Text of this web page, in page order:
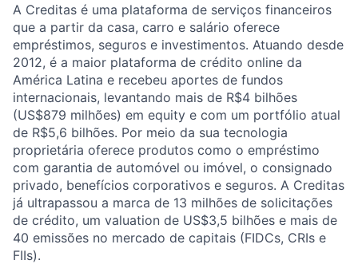
A Creditas é uma plataforma de serviços financeiros
que a partir da casa, carro e salário oferece
empréstimos, seguros e investimentos. Atuando desde
2012, é a maior plataforma de crédito online da
América Latina e recebeu aportes de fundos
internacionais, levantando mais de R$4 bilhões
(US$879 milhões) em equity e com um portfólio atual
de R$5,6 bilhões. Por meio da sua tecnologia
proprietária oferece produtos como o empréstimo
com garantia de automóvel ou imóvel, o consignado
privado, benefícios corporativos e seguros. A Creditas
já ultrapassou a marca de 13 milhões de solicitações
de crédito, um valuation de US$3,5 bilhões e mais de
40 emissões no mercado de capitais (FIDCs, CRIs e
FIIs).